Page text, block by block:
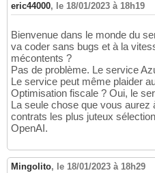
eric44000, le 18/01/2023 à 18h19
Bienvenue dans le monde du
va coder sans bugs et à la
mécontents ?
Pas de problème. Le service
Le service peut même plaider
Optimisation fiscale ? Oui, le
La seule chose que vous aurez
contrats les plus juteux
OpenAI.
Mingolito, le 18/01/2023 à 18h29